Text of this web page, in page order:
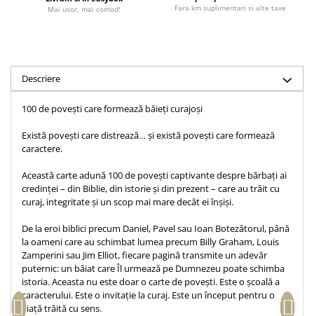
Instrumente teologice
Comentarii
Dictionare
Enciclopedii
Biografii
Marturii
Romane
Meditatii
Pedagogie
Poezii
Reviste
Sanatate
Accesorii birou
Pungi cadou cu versete
Puzzle
Sacoșă
Semne de carte
Set cadou
Statuete
Sticle apa
Tablouri
Tablouri canvas
Termos
Tablouri
Magneti
Mai usor, mai comod! Fara km suplimentari si alte taxe
Descriere
100 de povești care formează băieți curajoși
Există povești care distrează… și există povești care formează
caractere.
Această carte adună 100 de povești captivante despre bărbați ai
credinței – din Biblie, din istorie și din prezent – care au trăit cu
curaj, integritate și un scop mai mare decât ei înșiși.
De la eroi biblici precum Daniel, Pavel sau Ioan Botezătorul, până
la oameni care au schimbat lumea precum Billy Graham, Louis
Zamperini sau Jim Elliot, fiecare pagină transmite un adevăr
puternic: un băiat care Îl urmează pe Dumnezeu poate schimba
istoria. Aceasta nu este doar o carte de povești. Este o școală a
caracterului. Este o invitație la curaj. Este un început pentru o
viață trăită cu sens.